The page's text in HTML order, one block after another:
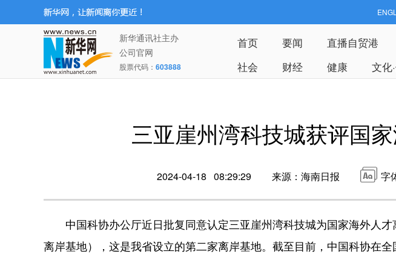
新华通讯社主办
公司官网
股票代码： 603888
首页 要闻 直播自贸港
社会
财经 健康 文化
三亚崖州湾科技城获评国
2024-04-18 08:29:29 来源：海南日报 字
中国科协办公厅近日批复同意认定三亚崖州湾科技城为国家海外人才
离岸基地），这是我省设立的第二家离岸基地。截至目前，中国科协在全